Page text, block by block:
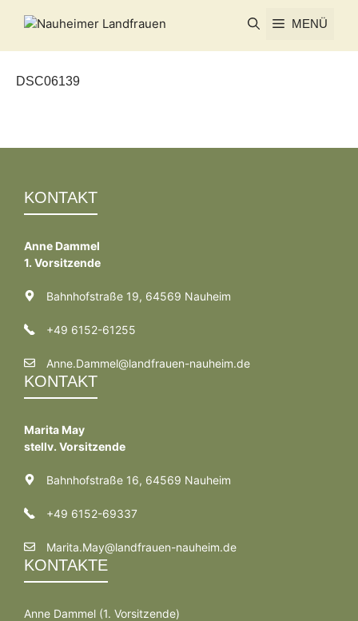
Inhalt
MENÜ
DSC06139
KONTAKT
Anne Dammel
1. Vorsitzende
Bahnhofstraße 19, 64569 Nauheim
+49 6152-61255
Anne.Dammel@landfrauen-nauheim.de
KONTAKT
Marita May
stellv. Vorsitzende
Bahnhofstraße 16, 64569 Nauheim
+49 6152-69337
Marita.May@landfrauen-nauheim.de
KONTAKTE
Anne Dammel (1. Vorsitzende)